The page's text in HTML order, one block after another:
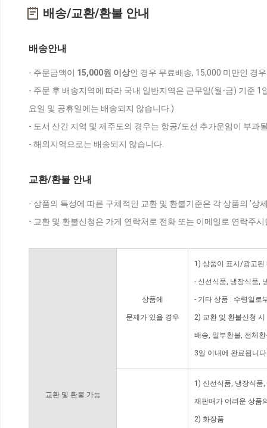
배송/교환/환불 안내
배송안내
- 주문금액이 15,000원 이상인 경우 무료배송, 15,000 미만인 경
- 주문 후 배송지역에 따라 국내 일반지역은 근무일(월-금) 기준
요일 및 공휴일에는 배송되지 않습니다.)
- 도서 산간 지역 및 제주도의 경우는 항공/도선 추가운임이 부과
- 해외지역으로는 배송되지 않습니다.
교환/환불 안내
- 상품의 특성에 따른 구체적인 교환 및 환불기준은 각 상품의 '상
- 교환 및 환불신청은 가게 연락처로 전화 또는 이메일로 연락주
교환 및 환불 가능
상품에
문제가 있을 경우
1) 상품이 표시/광고된
- 신선식품, 냉장식품,
- 기타 상품 : 수령일로
2) 교환 및 환불신청
배송, 일부환불, 전체
3일 이내에 완료됩니
1) 신선식품, 냉장식품
재판매가 어려운 상품
2) 화장품